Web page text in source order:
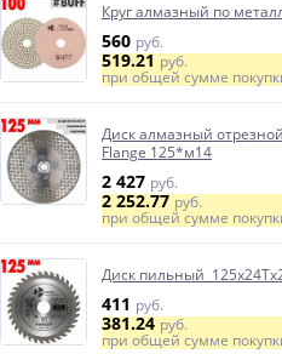
Круг алмазный по
560 руб.
519.21руб.
при общей сумме
Диск алмазный
Flange 125*м14
2 427 руб.
2 252.77руб.
при общей сумме
Диск пильный
411 руб.
381.24руб.
при общей сумме